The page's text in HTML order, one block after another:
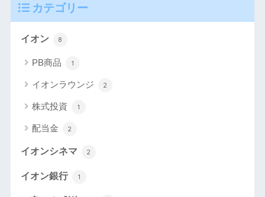
カテゴリー
イオン 8
PB商品 1
イオンラウンジ 2
株式投資 1
配当金 2
イオンシネマ 2
イオン銀行 1